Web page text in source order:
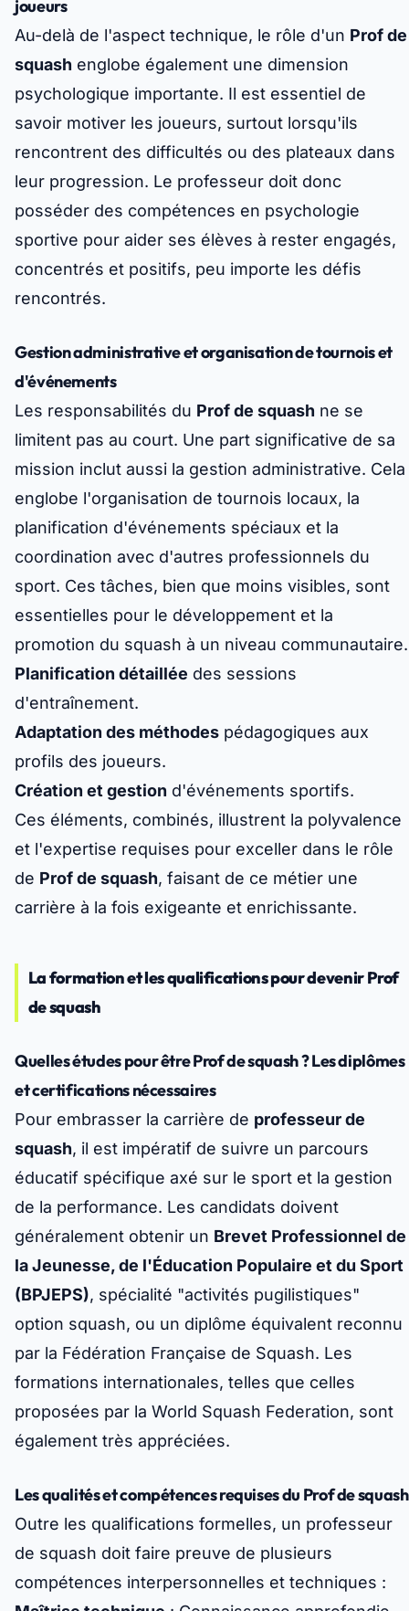
joueurs
Au-delà de l'aspect technique, le rôle d'un Prof de
squash englobe également une dimension
psychologique importante. Il est essentiel de
savoir motiver les joueurs, surtout lorsqu'ils
rencontrent des difficultés ou des plateaux dans
leur progression. Le professeur doit donc
posséder des compétences en psychologie
sportive pour aider ses élèves à rester engagés,
concentrés et positifs, peu importe les défis
rencontrés.
Gestion administrative et organisation de tournois et
d'événements
Les responsabilités du Prof de squash ne se
limitent pas au court. Une part significative de sa
mission inclut aussi la gestion administrative. Cela
englobe l'organisation de tournois locaux, la
planification d'événements spéciaux et la
coordination avec d'autres professionnels du
sport. Ces tâches, bien que moins visibles, sont
essentielles pour le développement et la
promotion du squash à un niveau communautaire.
Planification détaillée des sessions
d'entraînement.
Adaptation des méthodes pédagogiques aux
profils des joueurs.
Création et gestion d'événements sportifs.
Ces éléments, combinés, illustrent la polyvalence
et l'expertise requises pour exceller dans le rôle
de Prof de squash, faisant de ce métier une
carrière à la fois exigeante et enrichissante.
La formation et les qualifications pour devenir Prof
de squash
Quelles études pour être Prof de squash ? Les diplômes
et certifications nécessaires
Pour embrasser la carrière de professeur de
squash, il est impératif de suivre un parcours
éducatif spécifique axé sur le sport et la gestion
de la performance. Les candidats doivent
généralement obtenir un Brevet Professionnel de
la Jeunesse, de l'Éducation Populaire et du Sport
(BPJEPS), spécialité "activités pugilistiques"
option squash, ou un diplôme équivalent reconnu
par la Fédération Française de Squash. Les
formations internationales, telles que celles
proposées par la World Squash Federation, sont
également très appréciées.
Les qualités et compétences requises du Prof de squash
Outre les qualifications formelles, un professeur
de squash doit faire preuve de plusieurs
compétences interpersonnelles et techniques :